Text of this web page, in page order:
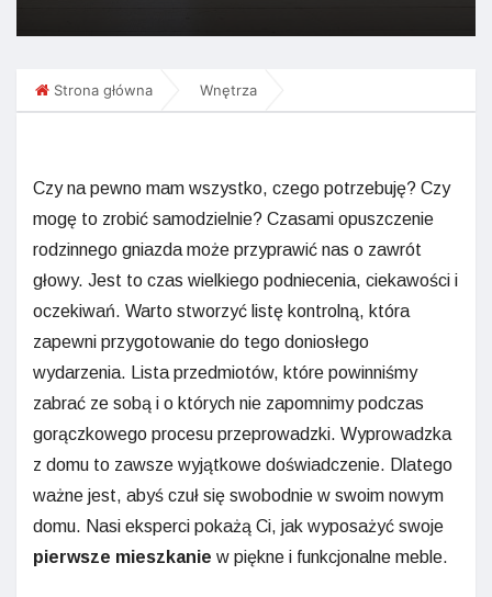
Strona główna Wnętrza
Czy na pewno mam wszystko, czego potrzebuję? Czy
mogę to zrobić samodzielnie? Czasami opuszczenie
rodzinnego gniazda może przyprawić nas o zawrót
głowy. Jest to czas wielkiego podniecenia, ciekawości i
oczekiwań. Warto stworzyć listę kontrolną, która
zapewni przygotowanie do tego doniosłego
wydarzenia. Lista przedmiotów, które powinniśmy
zabrać ze sobą i o których nie zapomnimy podczas
gorączkowego procesu przeprowadzki. Wyprowadzka
z domu to zawsze wyjątkowe doświadczenie. Dlatego
ważne jest, abyś czuł się swobodnie w swoim nowym
domu. Nasi eksperci pokażą Ci, jak wyposażyć swoje
pierwsze mieszkanie w piękne i funkcjonalne meble.